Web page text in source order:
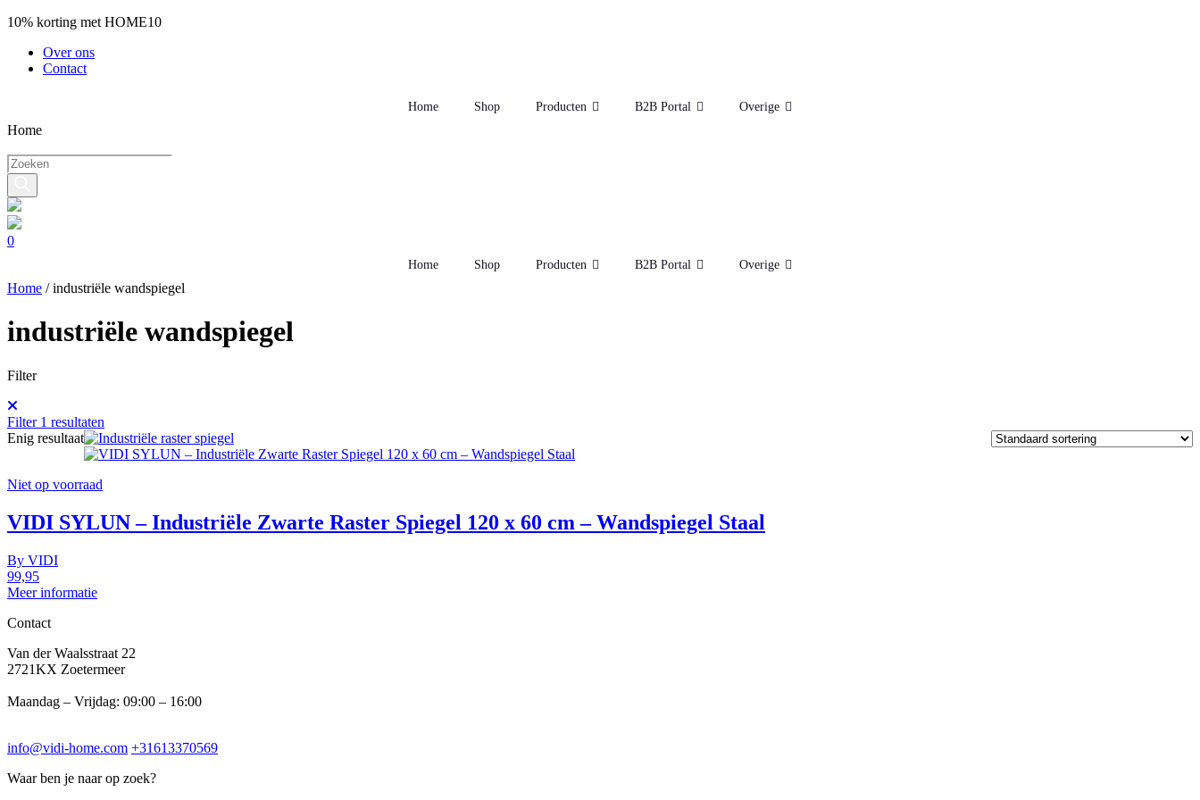
10% korting met HOME10
Over ons
Contact
Home Shop Producten B2B Portal Overige
Home
Producten
zoeken
0
Home Shop Producten B2B Portal Overige
Home /industriële wandspiegel
industriële wandspiegel
Filter
Filter 1 resultaten
Enig resultaat
Niet op voorraad
VIDI SYLUN – Industriële Zwarte Raster Spiegel 120 x 60 cm – Wandspiegel Staal
By VIDI
99,95
Meer informatie
Contact
Van der Waalsstraat 22
2721KX Zoetermeer
Maandag – Vrijdag: 09:00 – 16:00
info@vidi-home.com +31613370569
Waar ben je naar op zoek?